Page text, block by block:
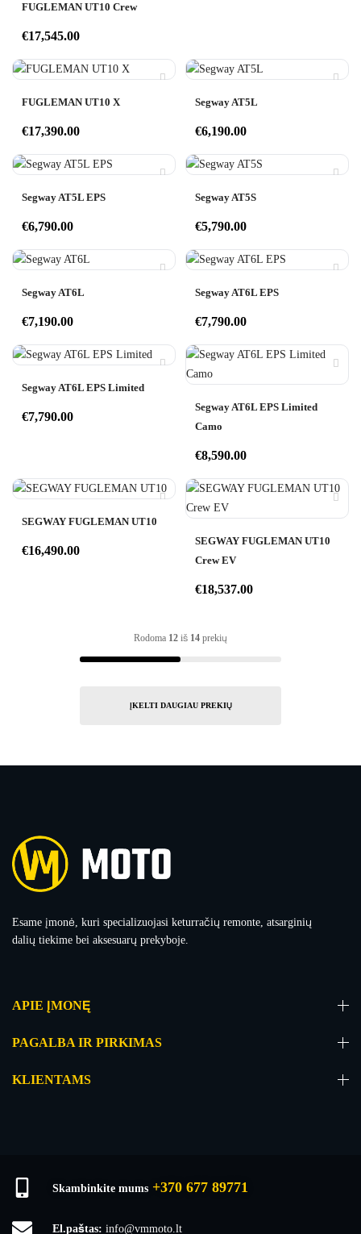
FUGLEMAN UT10 Crew
€17,545.00
FUGLEMAN UT10 X
€17,390.00
Segway AT5L
€6,190.00
Segway AT5L EPS
€6,790.00
Segway AT5S
€5,790.00
Segway AT6L
€7,190.00
Segway AT6L EPS
€7,790.00
Segway AT6L EPS Limited
€7,790.00
Segway AT6L EPS Limited
Camo
€8,590.00
SEGWAY FUGLEMAN UT10
€16,490.00
SEGWAY FUGLEMAN UT10
Crew EV
€18,537.00
Rodoma 12 iš 14 prekių
ĮKELTI DAUGIAU PREKIŲ
Esame įmonė, kuri specializuojasi keturračių remonte, atsarginių
dalių tiekime bei aksesuarų prekyboje.
APIE ĮMONĘ
PAGALBA IR PIRKIMAS
KLIENTAMS
Skambinkite mums +370 677 89771
El.paštas: info@vmmoto.lt